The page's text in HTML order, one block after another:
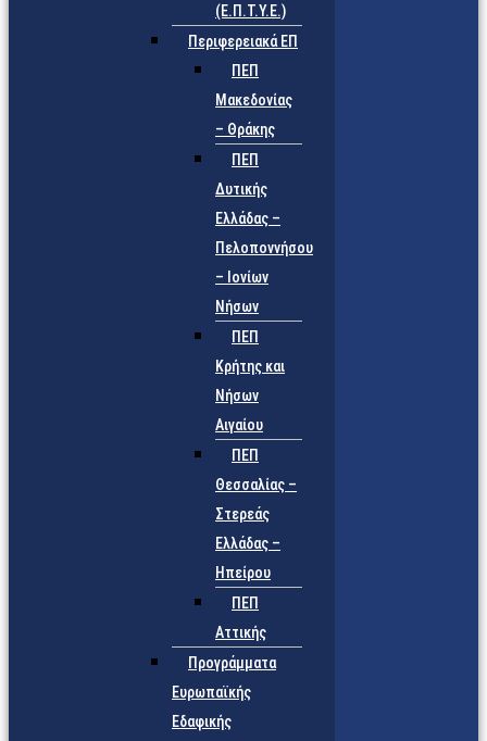
(Ε.Π.Τ.Υ.Ε.)
Περιφερειακά ΕΠ
ΠΕΠ
Μακεδονίας
– Θράκης
ΠΕΠ
Δυτικής
Ελλάδας –
Πελοποννήσου
– Ιονίων
Νήσων
ΠΕΠ
Κρήτης και
Νήσων
Αιγαίου
ΠΕΠ
Θεσσαλίας –
Στερεάς
Ελλάδας –
Ηπείρου
ΠΕΠ
Αττικής
Προγράμματα
Ευρωπαϊκής
Εδαφικής